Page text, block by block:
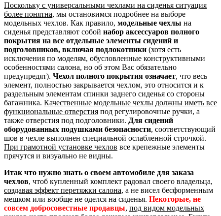
Поскольку с универсальными чехлами на сиденья ситуация
более понятна, мы остановимся подробнее на выборе
модельных чехлов. Как правило, модельные чехлы на
сиденья представляют собой набор аксессуаров полного
покрытия на все отдельные элементы сидений и
подголовников, включая подлокотники (хотя есть
исключения по моделям, обусловленные конструктивными
особенностями салона, но об этом Вас обязательно
предупредят). Чехол полного покрытия означает, что весь
элемент, полностью закрывается чехлом, это относится и к
раздельным элементам спинки заднего сиденья со стороны
багажника. Качественные модельные чехлы должны иметь все
функциональные отверстия под регулировочные ручки, а
также отверстия под подголовники. Для сидений
оборудованных подушками безопасности, соответствующий
шов в чехле выполнен специальной ослабленной строчкой.
При грамотной установке чехлов все крепежные элементы
прячутся и визуально не видны.
Итак что нужно знать о своем автомобиле для заказа
чехлов, чтоб купленный комплект радовал своего владельца,
создавая эффект перетяжки салона, а не висел бесформенным
мешком или вообще не оделся на сиденья. Некоторые, не
совсем добросовестные продавцы, под видом модельных